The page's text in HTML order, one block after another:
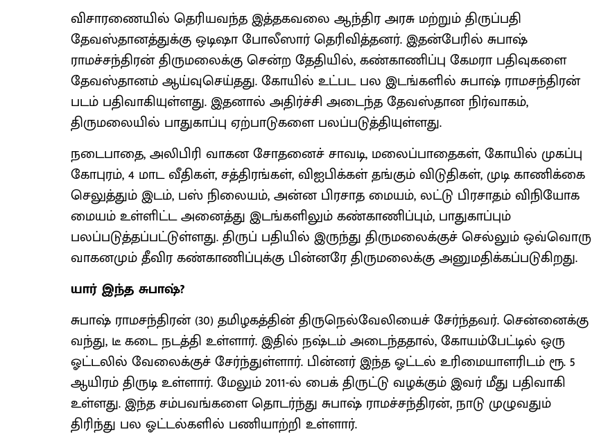
விசாரணையில் தெரியவந்த இத்தகவலை ஆந்திர அரசு மற்றும் திருப்பதி
தேவஸ்தானத்துக்கு ஒடிஷா போலீஸார் தெரிவித்தனர். இதன்பேரில் சுபாஷ்
ராமச்சந்திரன் திருமலைக்கு சென்ற தேதியில், கண்காணிப்பு கேமரா பதிவுகளை
தேவஸ்தானம் ஆய்வுசெய்தது. கோயில் உட்பட பல இடங்களில் சுபாஷ் ராமசந்திரன்
படம் பதிவாகியுள்ளது. இதனால் அதிர்ச்சி அடைந்த தேவஸ்தான நிர்வாகம்,
திருமலையில் பாதுகாப்பு ஏற்பாடுகளை பலப்படுத்தியுள்ளது.
நடைபாதை, அலிபிரி வாகன சோதனைச் சாவடி, மலைப்பாதைகள், கோயில் முகப்பு
கோபுரம், 4 மாட வீதிகள், சத்திரங்கள், விஐபிக்கள் தங்கும் விடுதிகள், முடி காணிக்கை
செலுத்தும் இடம், பஸ் நிலையம், அன்ன பிரசாத மையம், லட்டு பிரசாதம் விநியோக
மையம் உள்ளிட்ட அனைத்து இடங்களிலும் கண்காணிப்பும், பாதுகாப்பும்
பலப்படுத்தப்பட்டுள்ளது. திருப் பதியில் இருந்து திருமலைக்குச் செல்லும் ஒவ்வொரு
வாகனமும் தீவிர கண்காணிப்புக்கு பின்னரே திருமலைக்கு அனுமதிக்கப்படுகிறது.
யார் இந்த சுபாஷ்?
சுபாஷ் ராமசந்திரன் (30) தமிழகத்தின் திருநெல்வேலியைச் சேர்ந்தவர். சென்னைக்கு
வந்து, டீ கடை நடத்தி உள்ளார். இதில் நஷ்டம் அடைந்ததால், கோயம்பேட்டில் ஒரு
ஓட்டலில் வேலைக்குச் சேர்ந்துள்ளார். பின்னர் இந்த ஓட்டல் உரிமையாளரிடம் ரூ. 5
ஆயிரம் திருடி உள்ளார். மேலும் 2011-ல் பைக் திருட்டு வழக்கும் இவர் மீது பதிவாகி
உள்ளது. இந்த சம்பவங்களை தொடர்ந்து சுபாஷ் ராமச்சந்திரன், நாடு முழுவதும்
திரிந்து பல ஓட்டல்களில் பணியாற்றி உள்ளார்.